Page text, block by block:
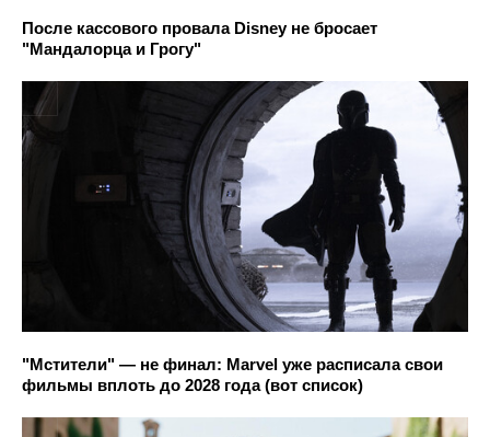
После кассового провала Disney не бросает
"Мандалорца и Грогу"
"Мстители" — не финал: Marvel уже расписала свои
фильмы вплоть до 2028 года (вот список)